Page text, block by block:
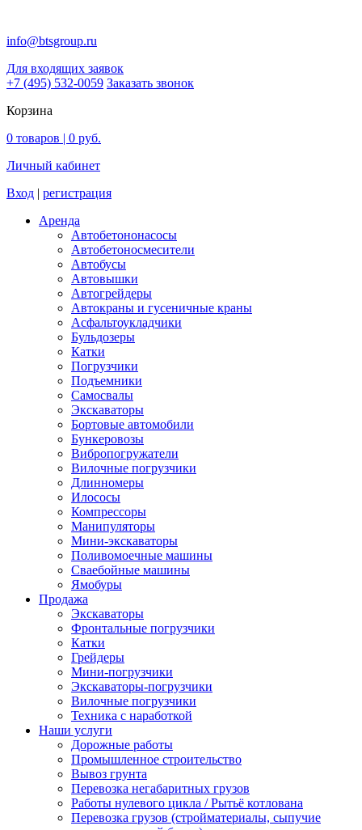
info@btsgroup.ru
Для входящих заявок
+7 (495) 532-0059 Заказать звонок
Корзина
0 товаров | 0 руб.
Личный кабинет
Вход | регистрация
Аренда
Автобетононасосы
Авто­бетоно­смесители
Автобусы
Автовышки
Автогрейдеры
Автокраны и гусеничные краны
Асфальтоукладчики
Бульдозеры
Катки
Погрузчики
Подъемники
Самосвалы
Экскаваторы
Бортовые автомобили
Бункеровозы
Вибропогружатели
Вилочные погрузчики
Длинномеры
Илососы
Компрессоры
Манипуляторы
Мини-экскаваторы
Поливомоечные машины
Сваебойные машины
Ямобуры
Продажа
Экскаваторы
Фронтальные погрузчики
Катки
Грейдеры
Мини-погрузчики
Экскаваторы-погрузчики
Вилочные погрузчики
Техника с наработкой
Наши услуги
Дорожные работы
Промышленное строительство
Вывоз грунта
Перевозка негабаритных грузов
Работы нулевого цикла / Рытьё котлована
Перевозка грузов (стройматериалы, сыпучие